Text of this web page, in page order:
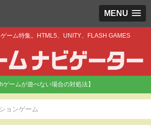
MENU
ーム特集。HTML5、UNITY、FLASH GAMES
ゲームが遊べない場合の対処法】
ョンゲーム